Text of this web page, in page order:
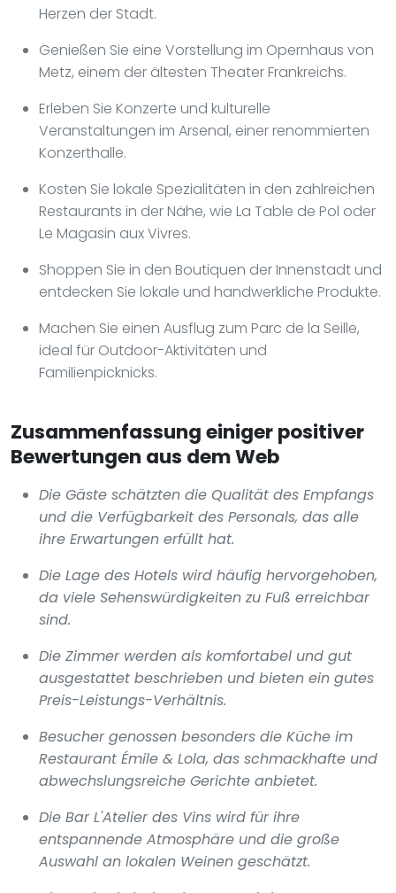
Herzen der Stadt.
Genießen Sie eine Vorstellung im Opernhaus von
Metz, einem der ältesten Theater Frankreichs.
Erleben Sie Konzerte und kulturelle
Veranstaltungen im Arsenal, einer renommierten
Konzerthalle.
Kosten Sie lokale Spezialitäten in den zahlreichen
Restaurants in der Nähe, wie La Table de Pol oder
Le Magasin aux Vivres.
Shoppen Sie in den Boutiquen der Innenstadt und
entdecken Sie lokale und handwerkliche Produkte.
Machen Sie einen Ausflug zum Parc de la Seille,
ideal für Outdoor-Aktivitäten und
Familienpicknicks.
Zusammenfassung einiger positiver
Bewertungen aus dem Web
Die Gäste schätzten die Qualität des Empfangs
und die Verfügbarkeit des Personals, das alle
ihre Erwartungen erfüllt hat.
Die Lage des Hotels wird häufig hervorgehoben,
da viele Sehenswürdigkeiten zu Fuß erreichbar
sind.
Die Zimmer werden als komfortabel und gut
ausgestattet beschrieben und bieten ein gutes
Preis-Leistungs-Verhältnis.
Besucher genossen besonders die Küche im
Restaurant Émile & Lola, das schmackhafte und
abwechslungsreiche Gerichte anbietet.
Die Bar L'Atelier des Vins wird für ihre
entspannende Atmosphäre und die große
Auswahl an lokalen Weinen geschätzt.